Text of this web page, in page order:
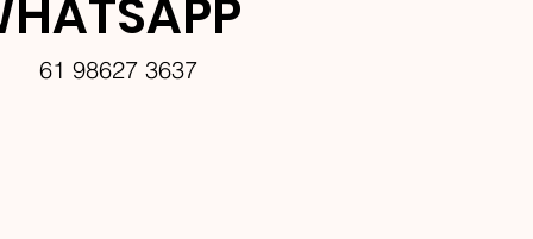
61 98627 3637